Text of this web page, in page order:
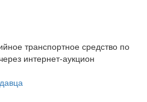
транспортное средство по
интернет-аукцион